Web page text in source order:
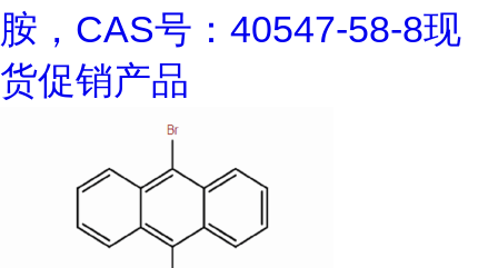
胺，CAS号：40547-58-8现
货促销产品